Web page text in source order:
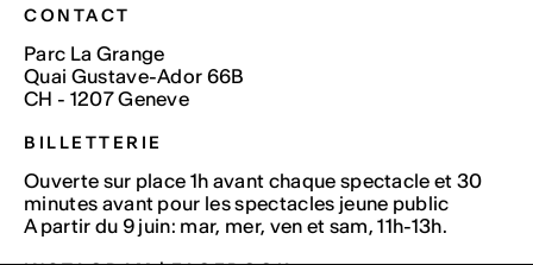
CONTACT
Parc La Grange
Quai Gustave-Ador 66B
CH - 1207 Geneve
BILLETTERIE
Ouverte sur place 1h avant chaque spectacle et 30
minutes avant pour les spectacles jeune public
A partir du 9 juin: mar, mer, ven et sam, 11h-13h.